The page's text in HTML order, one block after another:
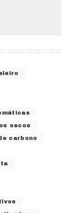
secos
carbono